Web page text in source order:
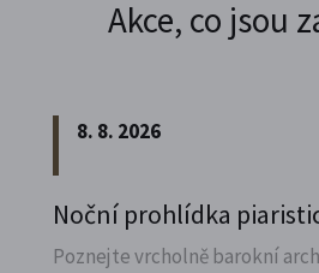
Akce, co jsou
8. 8. 2026
Noční prohlídka
Poznejte vrcholně barokní